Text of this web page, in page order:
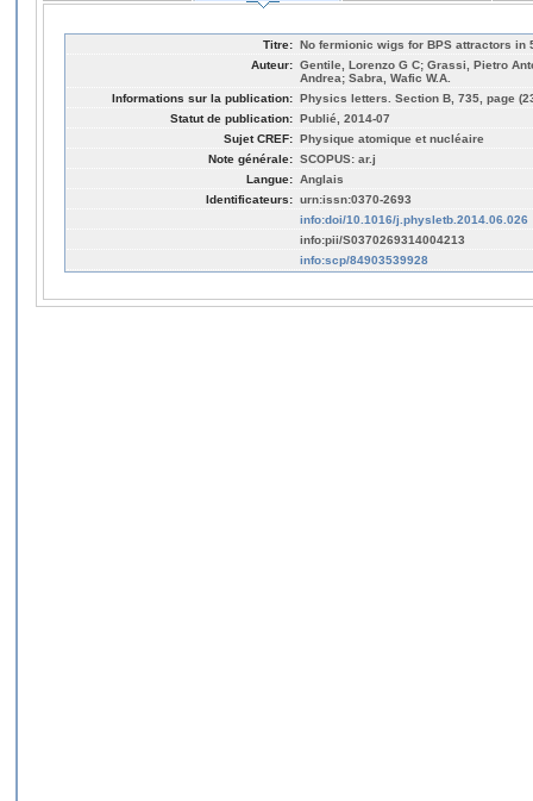
Titre: No fermionic wigs for BPS attractors in
Auteur: Gentile, Lorenzo G C; Grassi, Pietro
Andrea; Sabra, Wafic W.A.
Informations sur la publication: Physics letters. Section B, 735, page
Statut de publication: Publié, 2014-07
Sujet CREF: Physique atomique et nucléaire
Note générale: SCOPUS: ar.j
Langue: Anglais
Identificateurs: urn:issn:0370-2693
info:doi/10.1016/j.physletb.2014.06.026
info:pii/S0370269314004213
info:scp/84903539928